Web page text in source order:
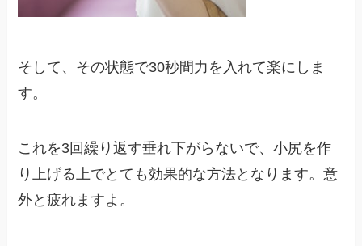
そして、その状態で30秒間力を入れて楽にしま
す。
これを3回繰り返す垂れ下がらないで、小尻を作
り上げる上でとても効果的な方法となります。意
外と疲れますよ。